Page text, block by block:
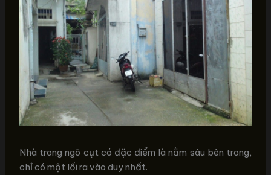
Nhà trong ngõ cụt có đặc điểm là nằm sâu bên trong,
chỉ có một lối ra vào duy nhất.